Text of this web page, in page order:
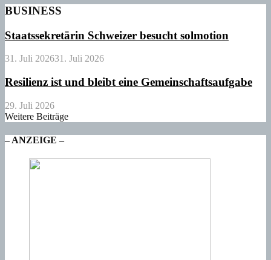
BUSINESS
Staatssekretärin Schweizer besucht solmotion
31. Juli 202631. Juli 2026
Resilienz ist und bleibt eine Gemeinschaftsaufgabe
29. Juli 2026
Weitere Beiträge
– ANZEIGE –